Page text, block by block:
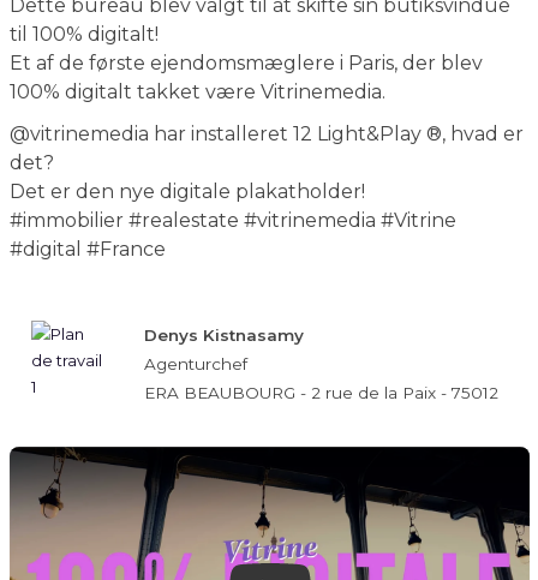
Et af de første ejendomsmæglere i Paris, der blev
100% digitalt takket være Vitrinemedia.
@vitrinemedia har installeret 12 Light&Play ®, hvad er
Det er den nye digitale plakatholder!
#immobilier #realestate #vitrinemedia #Vitrine
#digital #France
ERA BEAUBOURG - 2 rue de la Paix - 75012
Play